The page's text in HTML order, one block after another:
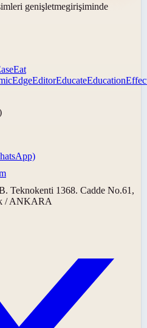
genişletmegirişiminde
Eat
EdgeEditorEducateEducation
Teknokenti 1368. Cadde No.61,
/ ANKARA